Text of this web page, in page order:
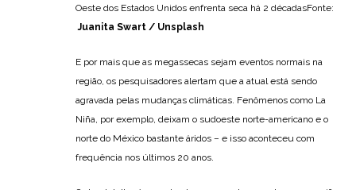
Oeste dos Estados Unidos enfrenta seca há 2 décadasFonte:
Juanita Swart / Unsplash
E por mais que as megassecas sejam eventos normais na
região, os pesquisadores alertam que a atual está sendo
agravada pelas mudanças climáticas. Fenômenos como La
Niña, por exemplo, deixam o sudoeste norte-americano e o
norte do México bastante áridos – e isso aconteceu com
frequência nos últimos 20 anos.